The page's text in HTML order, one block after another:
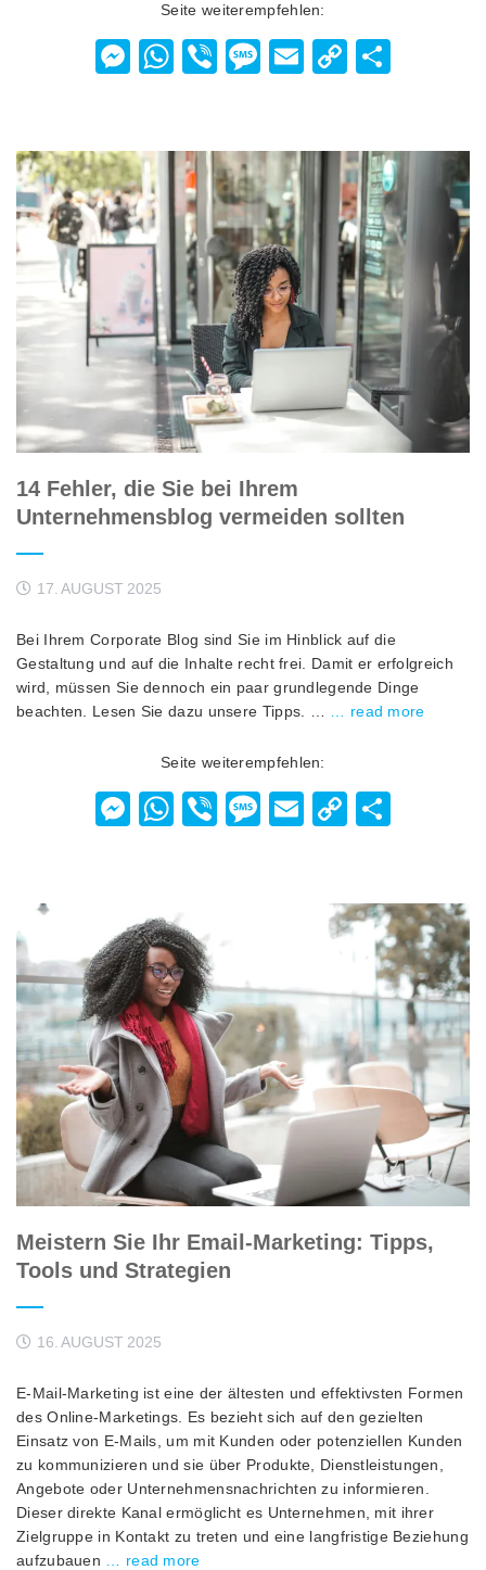
Seite weiterempfehlen:
Messenger
WhatsApp
ViberMessage
EmailCopy
14 Fehler, die Sie bei Ihrem
Unternehmensblog vermeiden sollten
17. AUGUST 2025
Bei Ihrem Corporate Blog sind Sie im Hinblick auf die
Gestaltung und auf die Inhalte recht frei. Damit er erfolgreich
wird, müssen Sie dennoch ein paar grundlegende Dinge
beachten. Lesen Sie dazu unsere Tipps. … … read more
Seite weiterempfehlen:
Messenger
WhatsApp
ViberMessage
EmailCopy
Meistern Sie Ihr Email-Marketing: Tipps,
Tools und Strategien
16. AUGUST 2025
E-Mail-Marketing ist eine der ältesten und effektivsten Formen
des Online-Marketings. Es bezieht sich auf den gezielten
Einsatz von E-Mails, um mit Kunden oder potenziellen Kunden
zu kommunizieren und sie über Produkte, Dienstleistungen,
Angebote oder Unternehmensnachrichten zu informieren.
Dieser direkte Kanal ermöglicht es Unternehmen, mit ihrer
Zielgruppe in Kontakt zu treten und eine langfristige Beziehung
aufzubauen
… read more